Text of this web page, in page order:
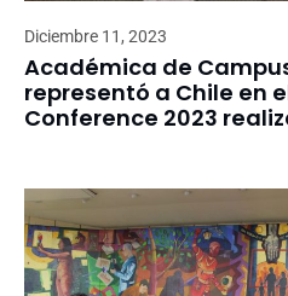
Diciembre 11, 2023
Académica de
representó a Chile en
Conference 2023